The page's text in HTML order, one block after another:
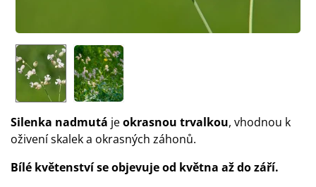
Silenka nadmutá jeokrasnou trvalkou, vhodnou k
oživení skalek a okrasných záhonů.
Bílé květenství se objevuje od května až do září.